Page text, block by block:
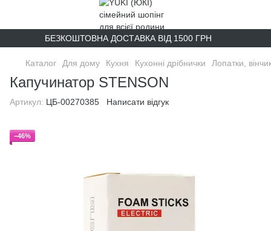
БЕЗКОШТОВНА ДОСТАВКА ВІД 1500 ГРН
Каталог Для дому Кухня Кухонні дрібнички Лопатки,
Капучинатор STENSON
Артикул: ЦБ-00270385 Написати відгук
−46%